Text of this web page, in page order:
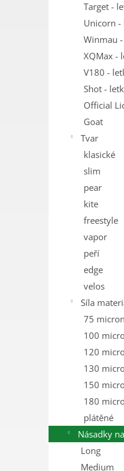
Target -
Unicorn -
Winmau
XQMax -
V180 -
Shot -
Official
Goat
Tvar
klasické
slim
pear
kite
freestyle
vapor
peří
edge
velos
Síla
75
100
120
130
150
180
plátěné
Násadky
Long
Medium